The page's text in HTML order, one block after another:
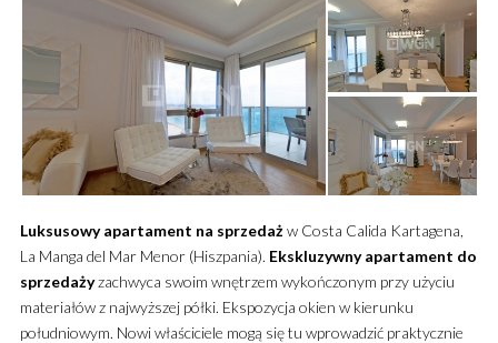
Luksusowy apartament na sprzedażw Costa Calida Kartagena,
La Manga del Mar Menor (Hiszpania). Ekskluzywny apartament do
sprzedażyzachwyca swoim wnętrzem wykończonym przy użyciu
materiałów z najwyższej półki. Ekspozycja okien w kierunku
południowym. Nowi właściciele mogą się tu wprowadzić praktycznie